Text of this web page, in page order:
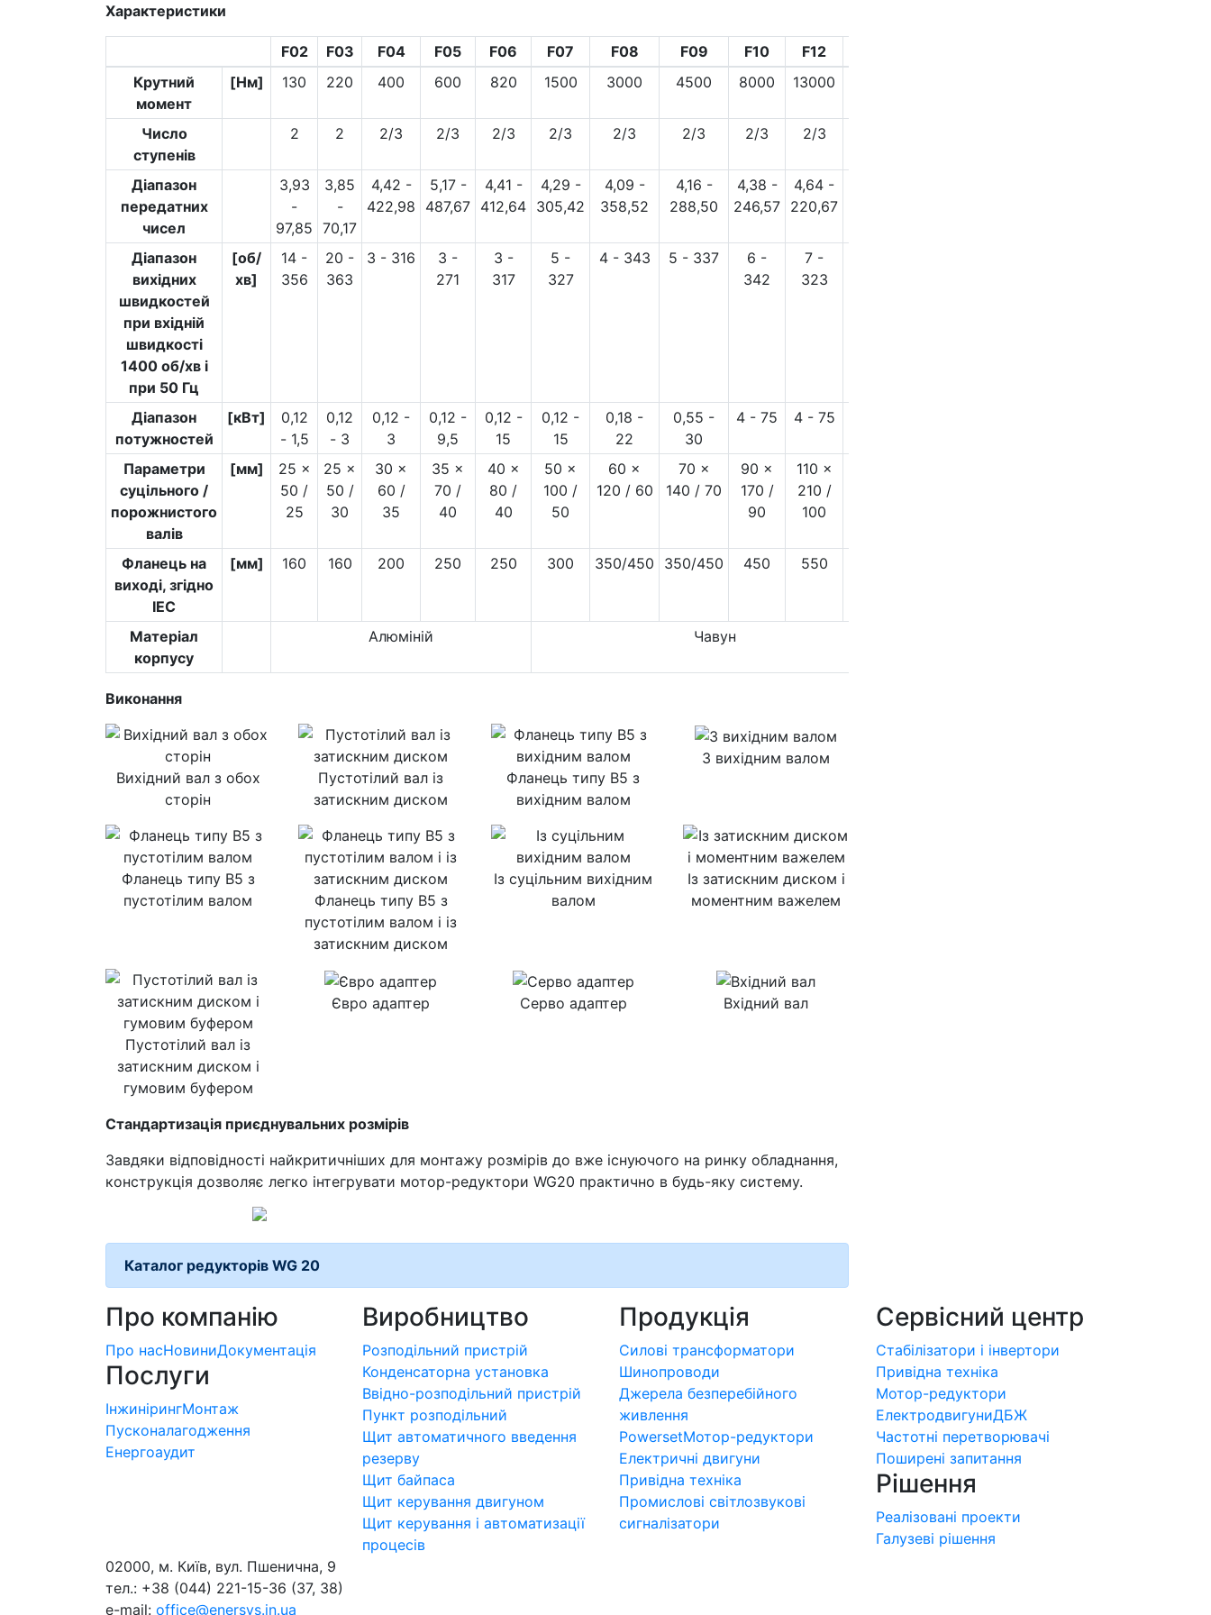
Характеристики
F02 F03 F04 F05 F06 F07 F08 F09 F10 F12
Крутний
момент
[Нм] 130 220 400 600 820 1500 3000 4500 8000 13000
Число
ступенів
2 2 2/3 2/3 2/3 2/3 2/3 2/3 2/3 2/3
Діапазон
передатних
чисел
3,93
-
97,85
3,85
-
70,17
4,42 -
422,98
5,17 -
487,67
4,41 -
412,64
4,29 -
305,42
4,09 -
358,52
4,16 -
288,50
4,38 -
246,57
4,64 -
220,67
Діапазон
вихідних
швидкостей
при вхідній
швидкості
1400 об/хв і
при 50 Гц
[об/
хв]
14 -
356
20 -
363
3 - 316
3 -
271
3 -
317
5 -
327
4 - 343 5 - 337
6 -
342
7 -
323
Діапазон
потужностей
[кВт]
0,12
- 1,5
0,12
- 3
0,12 -
3
0,12 -
9,5
0,12 -
15
0,12 -
15
0,18 -
22
0,55 -
30
4 - 75 4 - 75
Параметри
суцільного /
порожнистого
валів
[мм]
25 ×
50 /
25
25 ×
50 /
30
30 ×
60 /
35
35 ×
70 /
40
40 ×
80 /
40
50 ×
100 /
50
60 ×
120 / 60
70 ×
140 / 70
90 ×
170 /
90
110 ×
210 /
100
Фланець на
виході, згідно
IEC
[мм] 160 160 200 250 250 300 350/450 350/450 450 550
Матеріал
корпусу
Алюміній Чавун
Виконання
Вихідний вал з обох
сторін
Пустотілий вал із
затискним диском
Фланець типу B5 з
вихідним валом
З вихідним валом
Фланець типу B5 з
пустотілим валом
Фланець типу B5 з
пустотілим валом і із
затискним диском
Із суцільним вихідним
валом
Із затискним диском і
моментним важелем
Пустотілий вал із
затискним диском і
гумовим буфером
Євро адаптер Серво адаптер Вхідний вал
Cтандартизація приєднувальних розмірів
Завдяки відповідності найкритичніших для монтажу розмірів до вже існуючого на ринку обладнання,
конструкція дозволяє легко інтегрувати мотор-редуктори WG20 практично в будь-яку систему.
Каталог редукторів WG 20
Про компанію
Про насНовиниДокументація
Послуги
ІнжинірингМонтаж
Пусконалагодження
Енергоаудит
Виробництво
Розподільний пристрій
Конденсаторна установка
Ввідно-розподільний пристрій
Пункт розподільний
Щит автоматичного введення
резерву
Щит байпаса
Щит керування двигуном
Щит керування і автоматизації
процесів
Продукція
Силові трансформатори
Шинопроводи
Джерела безперебійного
живлення
PowersetМотор-редуктори
Електричні двигуни
Привідна техніка
Промислові світлозвукові
сигналізатори
Сервісний центр
Стабілізатори і інвертори
Привідна техніка
Мотор-редуктори
ЕлектродвигуниДБЖ
Частотні перетворювачі
Поширені запитання
Рішення
Реалізовані проекти
Галузеві рішення
02000, м. Київ, вул. Пшенична, 9
тел.: +38 (044) 221-15-36 (37, 38)
e-mail: office@enersys.in.ua